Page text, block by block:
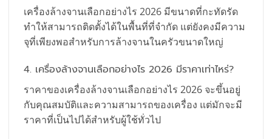
เครื่องล้างจานเลือกอย่างไร 2026 มีขนาดที่กะทัดรัด
ทำให้สามารถติดตั้งได้ในพื้นที่ที่จำกัด แต่ยังคงมีความ
จุที่เพียงพอสำหรับการล้างจานในครัวขนาดใหญ่
4. เครื่องล้างจานเลือกอย่างไร 2026 มีราคาเท่าไหร่?
ราคาของเครื่องล้างจานเลือกอย่างไร 2026 จะขึ้นอยู่
กับคุณสมบัติและความสามารถของเครื่อง แต่มักจะมี
ราคาที่เป็นไปได้สำหรับผู้ใช้ทั่วไป